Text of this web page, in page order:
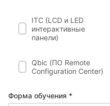
ITC (LCD и LED
интерактивные
панели)
Qbic (ПО Remote
Configuration Center)
Форма обучения *